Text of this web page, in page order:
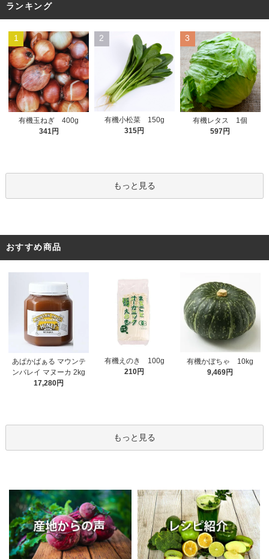
ランキング
1
有機玉ねぎ 400g
341円
2
有機小松菜 150g
315円
3
有機レタス 1個
597円
もっと見る
おすすめ商品
あぱかばぁる マウンテ
ンバレイ マヌーカ 2kg
17,280円
有機えのき 100g
210円
有機かぼちゃ 10kg
9,469円
もっと見る